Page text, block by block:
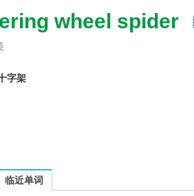
wheel spider
字架
wheel spider的相关资料：
临近单词